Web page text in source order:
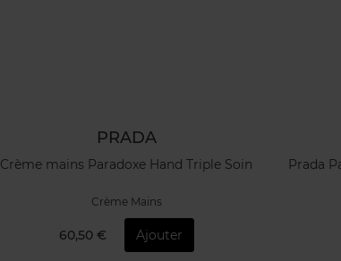
PRADA
Crème mains Paradoxe Hand Triple Soin
Crème Mains
60,50 € Ajouter
Prada